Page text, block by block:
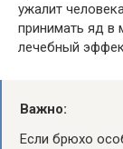
ужалит
принимать яд в
лечебный
Важно:
Если брюхо